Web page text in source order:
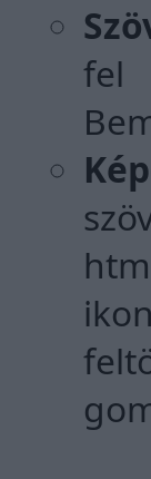
fel